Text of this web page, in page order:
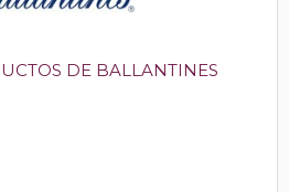
DE BALLANTINES